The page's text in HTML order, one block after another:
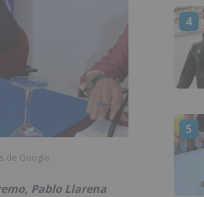
de Google
Pablo Llarena
4
5